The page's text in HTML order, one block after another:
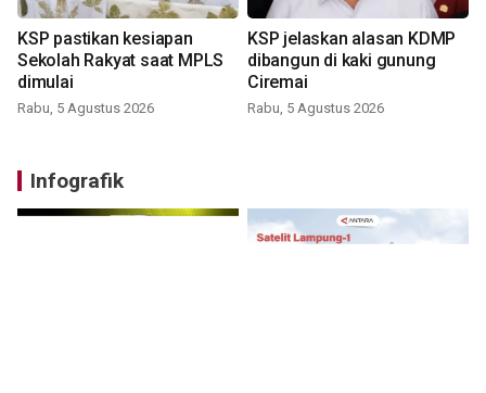
KSP pastikan kesiapan
Sekolah Rakyat saat MPLS
dimulai
Rabu, 5 Agustus 2026
KSP jelaskan alasan KDMP
dibangun di kaki gunung
Ciremai
Rabu, 5 Agustus 2026
Infografik